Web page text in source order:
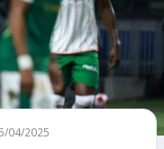
04/2025